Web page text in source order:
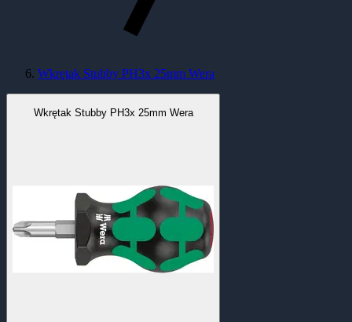
Wkrętak Stubby PH3x 25mm Wera
Wkrętak Stubby PH3x 25mm Wera